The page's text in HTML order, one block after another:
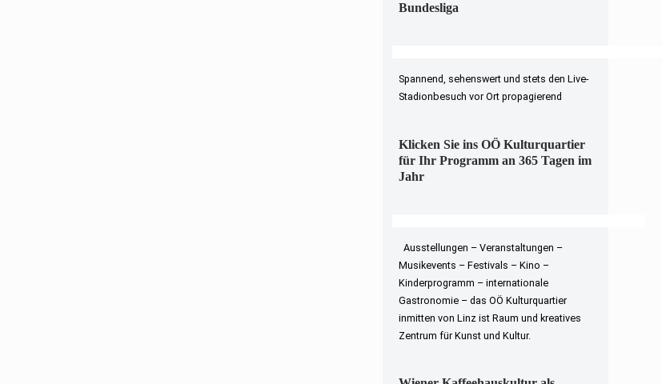
Bundesliga
Spannend, sehenswert und stets den Live-
Stadionbesuch vor Ort propagierend
Klicken Sie ins OÖ Kulturquartier
für Ihr Programm an 365 Tagen im
Jahr
Ausstellungen – Veranstaltungen –
Musikevents – Festivals – Kino –
Kinderprogramm – internationale
Gastronomie – das OÖ Kulturquartier
inmitten von Linz ist Raum und kreatives
Zentrum für Kunst und Kultur.